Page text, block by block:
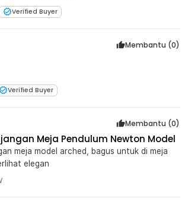
Verified Buyer
Membantu (0)
Verified Buyer
Membantu (0)
Meja Pendulum Newton Model
meja model arched, bagus untuk di meja
elegan